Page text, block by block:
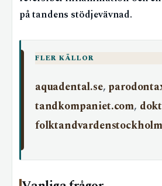
på tandens stödjevävnad.
FLER KÄLLOR
aquadental.se,
tandkompaniet.com,